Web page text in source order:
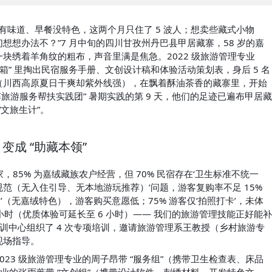
味道、早餐没特色，这两个月只住了 5 波人；想卖些藏式小物
想办法不？”7 月中旬的四川甘孜州丹巴县甲居藏寨，58 岁的嘉
绣着羊角纹的粗布，声音里满是焦急。2022 级旅游管理专业
” 里掏出民宿服务手册、文创设计稿和体验活动策划表，身后 5 名
高原夏日干爽却紫外线强），在飘着酥油茶香的藏寨里，开始
游服务帮扶实践团” 暑期实践的第 9 天，他们的足迹已遍布甲居藏
旅生计”。
成 “助藏本领”
85% 为嘉绒藏族农户经营，但 70% 民宿存在‘卫生标准不统一
（无入住引导、无本地游玩推荐）’问题，游客复购率不足 15%
无嘉绒特色），游客购买意愿低；75% 游客仅‘拍照打卡’，未体
时（优质体验可延长至 6 小时）—— 我们的旅游管理技能正好能补
中心组织了 4 次专项培训，邀请旅游管理系王教授（乡村旅游专
指导。
级旅游管理专业的周子昂带 “服务组”（携带卫生检查表、床品